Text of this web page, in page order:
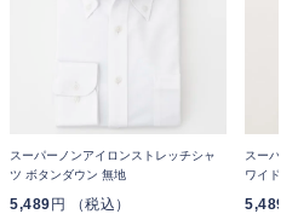
スーパーノンアイロンストレッチシャ
ツ ボタンダウン 無地
5,489円 （税込）
スーパー
ワイドカ
5,489